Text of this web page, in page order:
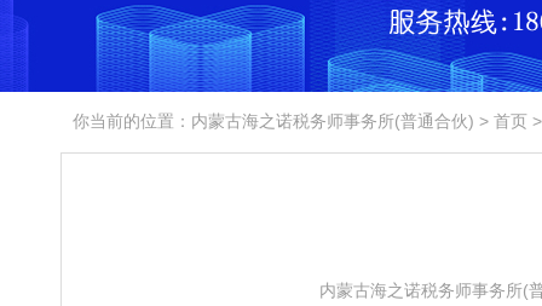
你当前的位置：内蒙古海之诺税务师事务所(普通合伙) > 首页
内蒙古海之诺税务师事务所(